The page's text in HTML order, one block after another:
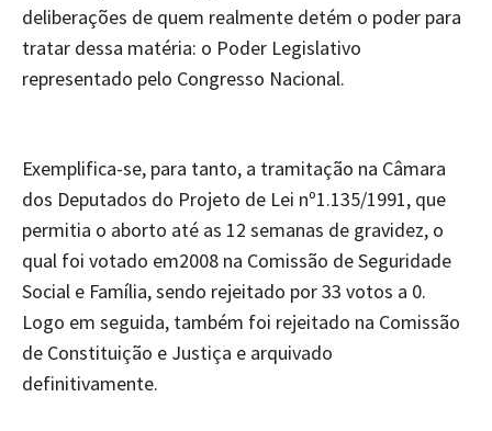
deliberações de quem realmente detém o poder para
tratar dessa matéria: o Poder Legislativo
representado pelo Congresso Nacional.
Exemplifica-se, para tanto, a tramitação na Câmara
dos Deputados do Projeto de Lei nº1.135/1991, que
permitia o aborto até as 12 semanas de gravidez, o
qual foi votado em2008 na Comissão de Seguridade
Social e Família, sendo rejeitado por 33 votos a 0.
Logo em seguida, também foi rejeitado na Comissão
de Constituição e Justiça e arquivado
definitivamente.